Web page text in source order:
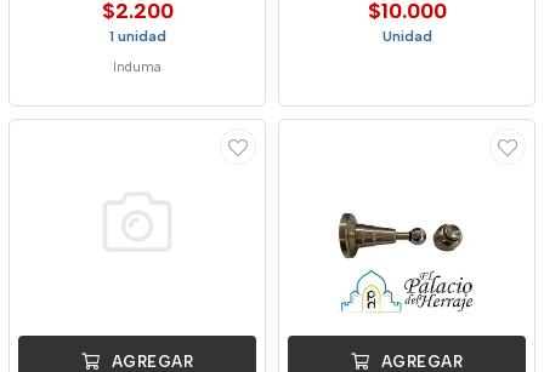
$2.200
1 unidad
Induma
$10.000
Unidad
AGREGAR AGREGAR